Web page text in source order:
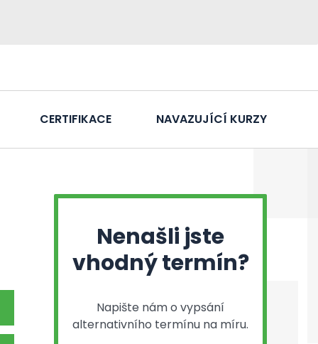
CERTIFIKACE NAVAZUJÍCÍ KURZY
Nenašli jste
vhodný termín?
Napište nám o vypsání
alternativního termínu na míru.